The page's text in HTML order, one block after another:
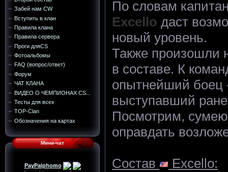
Забей нам CW
Вступить в клан
Правила клана
Правила сервера
Проги дляCS
Фотоальбомы
FAQ (вопрос/ответ)
Форум
ЧАТ КЛАНА
ВИДЕО О ЧЕМПИОНАХ CS...
Тесты для всех
TOP-Сlan
Обозначения на картах
Мини-чат
По словам
Excello даст
новый уровень.
Также произошли
в составе. К
опытнейший
выступавший
Посмотрим,
оправдать
Состав
Excello: